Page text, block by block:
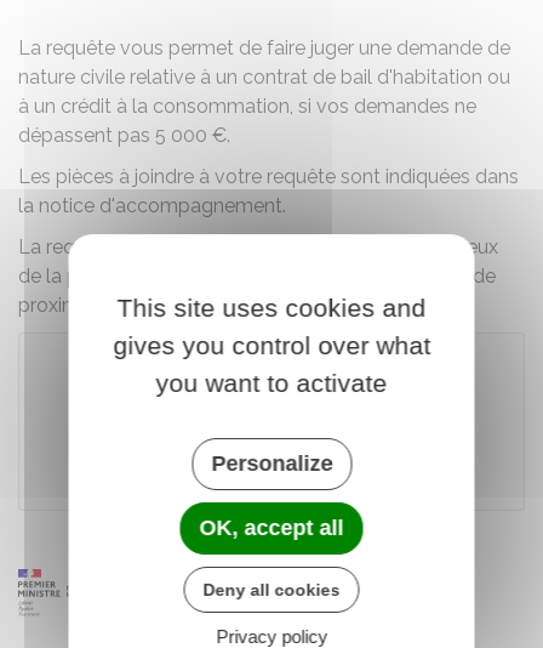
La requête vous permet de faire juger une demande de
nature civile relative à un contrat de bail d'habitation ou
à un crédit à la consommation, si vos demandes ne
dépassent pas 5 000 €.
Les pièces à joindre à votre requête sont indiquées dans
la notice d'accompagnement.
La requête doit être adressée au
juge des contentieux
de la protection du tribunal judiciaire ou du tribunal de
proximité
Ministère chargé de la justice
This site uses cookies and
gives you control over what
you want to activate
Personalize
OK, accept all
Deny all cookies
Privacy policy